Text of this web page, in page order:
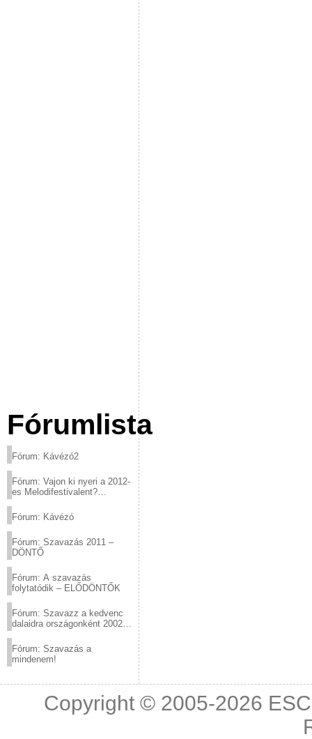
Fórumlista
Fórum: Kávézó2
Fórum: Vajon ki nyeri a 2012-
es Melodifestivalent?
Fórum: Kávézó
Fórum: Szavazás 2011 –
DÖNTŐ
Fórum: A szavazás
folytatódik – ELŐDÖNTŐK
Fórum: Szavazz a kedvenc
dalaidra országonként 2002
Fórum: Szavazás a
mindenem!
Copyright © 2005-2026